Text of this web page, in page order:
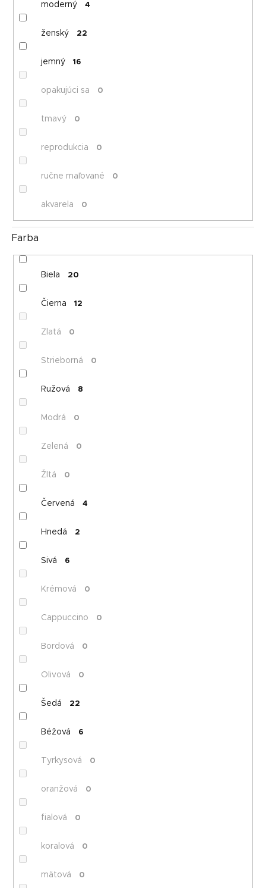
moderný 4
ženský 22
jemný 16
opakujúci sa 0
tmavý 0
reprodukcia 0
ručne maľované 0
akvarela 0
Farba
Biela 20
Čierna 12
Zlatá 0
Strieborná 0
Ružová 8
Modrá 0
Zelená 0
Žltá 0
Červená 4
Hnedá 2
Sivá 6
Krémová 0
Cappuccino 0
Bordová 0
Olivová 0
Šedá 22
Béžová 6
Tyrkysová 0
oranžová 0
fialová 0
koralová 0
mätová 0